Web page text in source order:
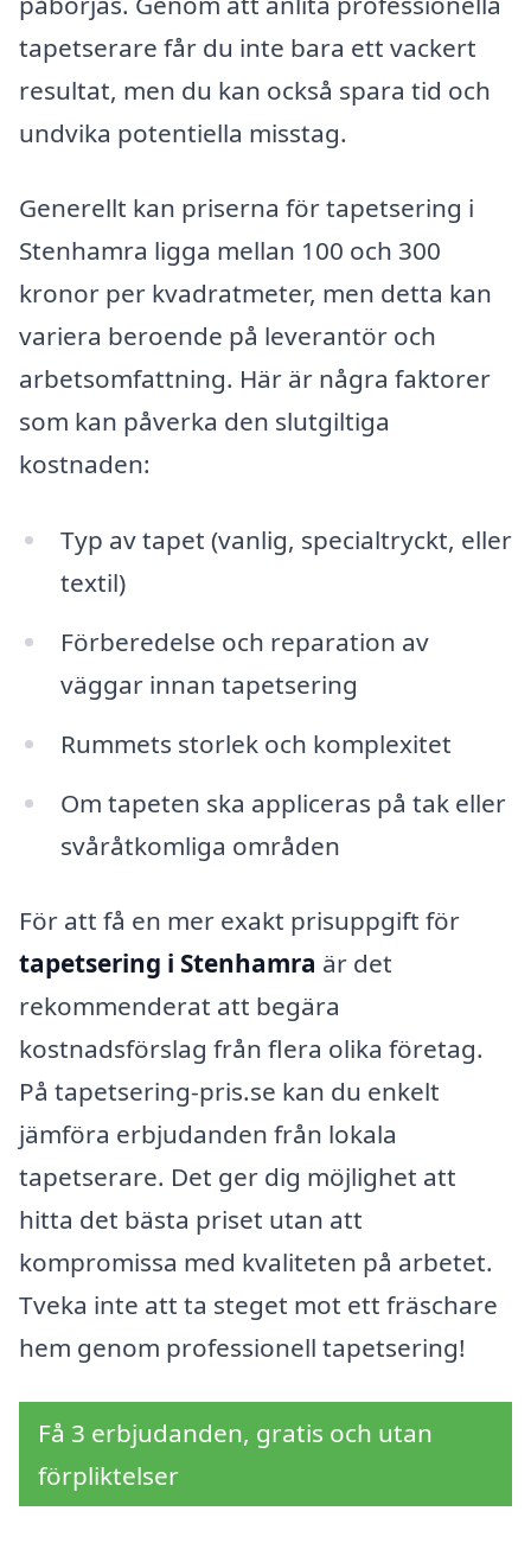
tapetserare får du inte bara ett vackert
resultat, men du kan också spara tid och
undvika potentiella misstag.
Generellt kan priserna för tapetsering i
Stenhamra ligga mellan 100 och 300
kronor per kvadratmeter, men detta kan
variera beroende på leverantör och
arbetsomfattning. Här är några faktorer
som kan påverka den slutgiltiga
kostnaden:
Typ av tapet (vanlig, specialtryckt, eller
textil)
Förberedelse och reparation av
väggar innan tapetsering
Rummets storlek och komplexitet
Om tapeten ska appliceras på tak eller
svåråtkomliga områden
För att få en mer exakt prisuppgift för
tapetsering i Stenhamra är det
rekommenderat att begära
kostnadsförslag från flera olika företag.
På tapetsering-pris.se kan du enkelt
jämföra erbjudanden från lokala
tapetserare. Det ger dig möjlighet att
hitta det bästa priset utan att
kompromissa med kvaliteten på arbetet.
Tveka inte att ta steget mot ett fräschare
hem genom professionell tapetsering!
Få 3 erbjudanden, gratis och utan
förpliktelser